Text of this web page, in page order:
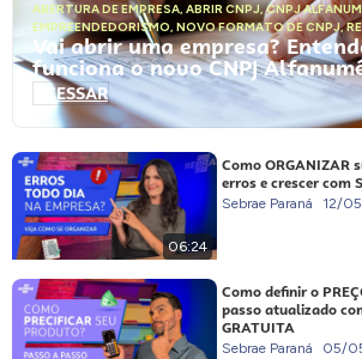
ABERTURA DE EMPRESA, ABRIR CNPJ,CNPJ
EMPREENDEDORISMO, NOVO FORMATO DE CNPJ,
Vai abrir uma empresa?
funciona o novo CNPJ
ACESSAR
06:24
Como ORGANIZAR
erros e crescer com
Sebrae Paraná 12/
Como definir o
passo atualizado
GRATUITA
Sebrae Paraná 05/